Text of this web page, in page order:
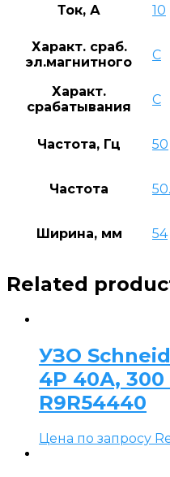
Ток, А 10
Характ. сраб.
эл.магнитного
C
Характ.
срабатывания
C
Частота, Гц 50
Частота
Ширина, мм 54
Related
УЗО
4P 40А, 300
R9R54440
Цена по запросу